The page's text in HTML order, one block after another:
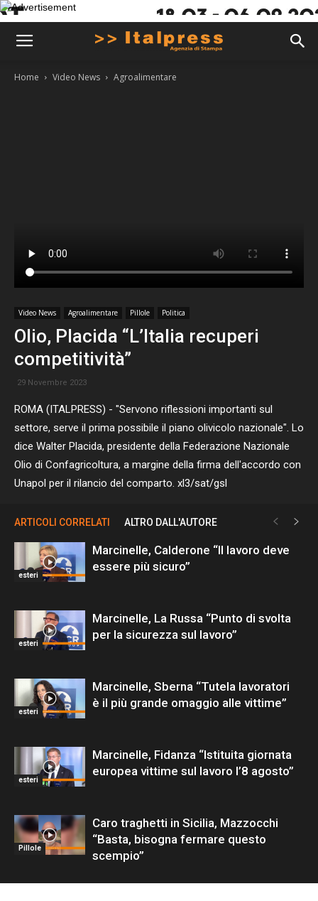
Home Video News Agroalimentare
Video News Agroalimentare Pillole Politica
Olio, Placida “L’Italia recuperi
competitività”
29 Novembre 2023
ROMA (ITALPRESS) - "Servono riflessioni importanti sul
settore, serve il prima possibile il piano olivicolo nazionale". Lo
dice Walter Placida, presidente della Federazione Nazionale
Olio di Confagricoltura, a margine della firma dell'accordo con
Unapol per il rilancio del comparto. xl3/sat/gsl
ARTICOLI CORRELATI ALTRO DALL'AUTORE
esteri
Marcinelle, Calderone “Il lavoro deve
essere più sicuro”
esteri
Marcinelle, La Russa “Punto di svolta
per la sicurezza sul lavoro”
esteri
Marcinelle, Sberna “Tutela lavoratori
è il più grande omaggio alle vittime”
esteri
Marcinelle, Fidanza “Istituita giornata
europea vittime sul lavoro l’8 agosto”
Pillole
Caro traghetti in Sicilia, Mazzocchi
“Basta, bisogna fermare questo
scempio”